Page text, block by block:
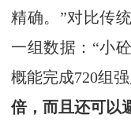
精确。”对比传
一组数据：“小
概能完成720组
倍，而且还可以